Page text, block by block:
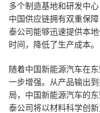
多个制造基地和研发中
中国供应链拥有双重保
泰公司能够迅速提供本
时间，降低了生产成本。
随着中国新能源汽车在
一步增强。从产品输出
局，中国新能源汽车的
泰公司将以材料科学创